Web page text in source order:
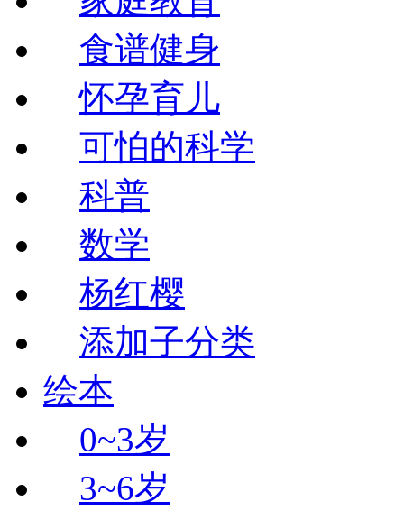
食谱健身
怀孕育儿
可怕的科学
科普
数学
杨红樱
添加子分类
绘本
0~3岁
3~6岁